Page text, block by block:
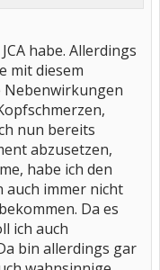
habe. Allerdings
mit diesem
Nebenwirkungen
nun bereits
abzusetzen,
habe ich den
auch immer nicht
Da es
ich auch
bin allerdings gar